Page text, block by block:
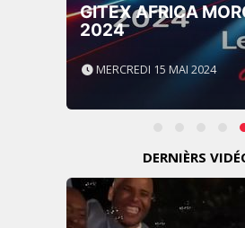
GITEX AFRICA
2024
MERCREDI 15 MAI 2024
DERNIÈRS